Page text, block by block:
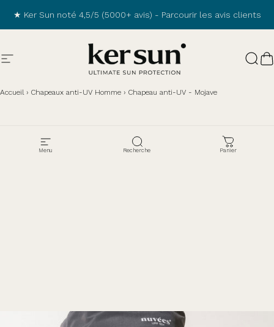
★ Ker Sun noté 4,5/5 (5000+ avis) - Parcourir les avis clients
Navigation Ker Sun
Menu Recherche Panier
Accueil› Chapeaux anti-UV Homme › Chapeau anti-UV - Mojave